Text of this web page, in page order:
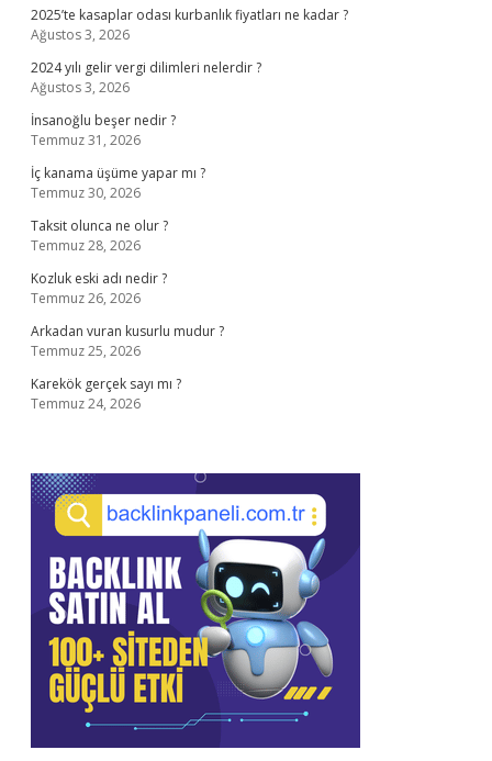
2025’te kasaplar odası kurbanlık fiyatları ne kadar ?
Ağustos 3, 2026
2024 yılı gelir vergi dilimleri nelerdir ?
Ağustos 3, 2026
İnsanoğlu beşer nedir ?
Temmuz 31, 2026
İç kanama üşüme yapar mı ?
Temmuz 30, 2026
Taksit olunca ne olur ?
Temmuz 28, 2026
Kozluk eski adı nedir ?
Temmuz 26, 2026
Arkadan vuran kusurlu mudur ?
Temmuz 25, 2026
Karekök gerçek sayı mı ?
Temmuz 24, 2026